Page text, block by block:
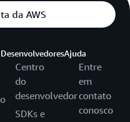
da AWS
Desenvolvedores
Centro
do
desenvolvedor
SDKs e
Ajuda
Entre
em
contato
conosco